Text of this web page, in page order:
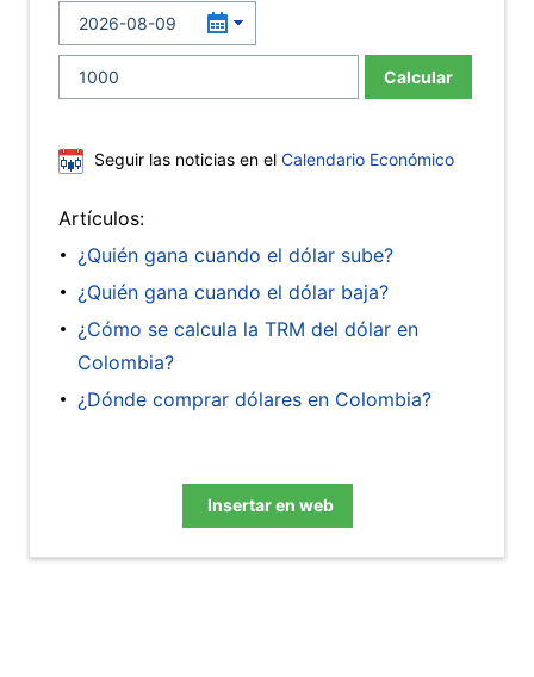
Calcular
Seguir las noticias en el Calendario Económico
Artículos:
¿Quién gana cuando el dólar sube?
¿Quién gana cuando el dólar baja?
¿Cómo se calcula la TRM del dólar en
Colombia?
¿Dónde comprar dólares en Colombia?
Insertar en web